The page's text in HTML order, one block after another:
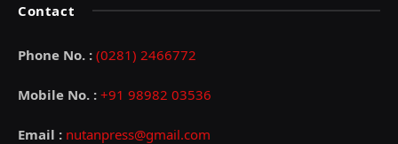
Contact
Phone No. : (0281) 2466772
Mobile No. : +91 98982 03536
Email : nutanpress@gmail.com